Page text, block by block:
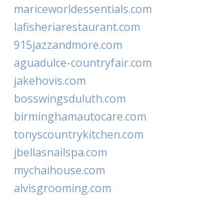
mariceworldessentials.com
lafisheriarestaurant.com
915jazzandmore.com
aguadulce-countryfair.com
jakehovis.com
bosswingsduluth.com
birminghamautocare.com
tonyscountrykitchen.com
jbellasnailspa.com
mychaihouse.com
alvisgrooming.com